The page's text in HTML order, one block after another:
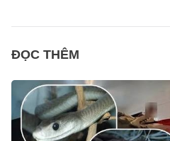
ĐỌC THÊM